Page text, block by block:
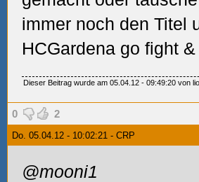
immer noch den Titel
HCGardena go fight
Dieser Beitrag wurde am 05.04.12 - 09:49:20 von
0 2
Do. 05.04.12 - 10:02:21 - CRP
@mooni1